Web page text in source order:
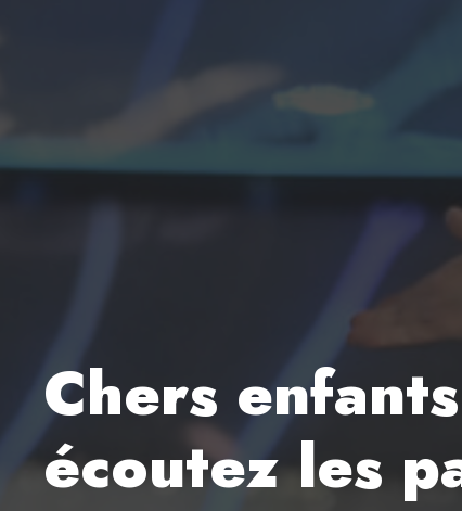
Chers
écoutez les